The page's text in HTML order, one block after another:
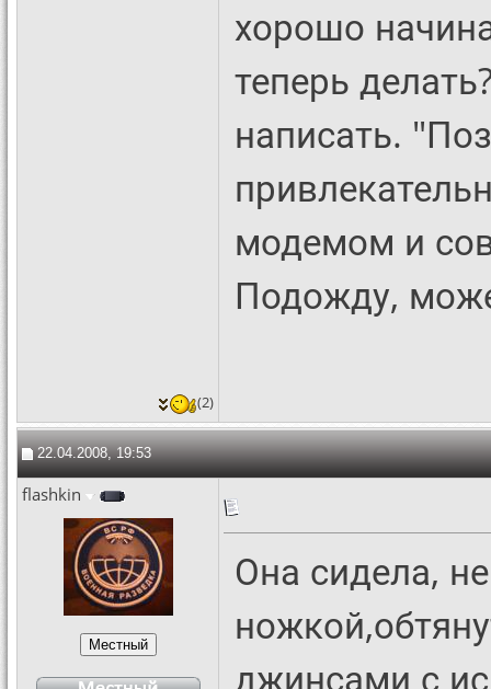
хорошо
теперь
написать.
модемом и
Подожду,
(2)
22.04.2008, 19:53
flashkin
Она сидела,
джинсами с